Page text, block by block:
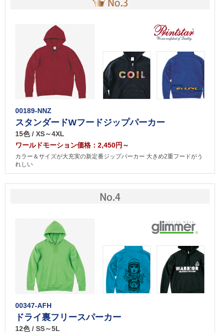
00189-NNZ
スタンダードWフードジップパーカー
15色 / XS～4XL
ワールドモーション価格：2,450円～
カラー＆サイズが大充実の新定番ジップパーカー 大きめ2重フードがう
れしい
00347-AFH
ドライ裏フリースパーカー
12色 / SS～5L